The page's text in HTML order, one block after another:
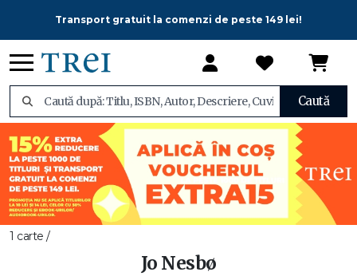
Transport gratuit la comenzi de peste 149 lei!
Caută
1 carte /
Jo Nesbø